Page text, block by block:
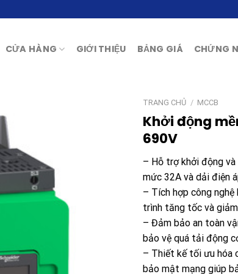
CỬA HÀNG GIỚI THIỆU BẢNG GIÁ CHỨNG
TRANG CHỦ / MCCB
Khởi động
690V
– Hỗ trợ khởi động
mức 32A và dải điện
– Tích hợp công
trình tăng tốc và
– Đảm bảo an toàn
bảo vệ quá tải động
– Thiết kế tối ưu hóa
bảo mật mạng giúp